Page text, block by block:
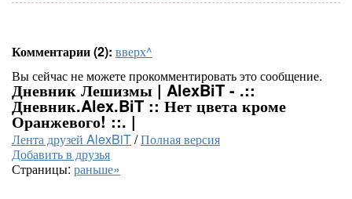
Комментарии (2): вверх^
Вы сейчас не можете прокомментировать это сообщение.
Дневник Лешизмы | AlexBiT - .::
Дневник.Alex.BiT :: Нет цвета кроме
Оранжевого! ::. |
Лента друзей AlexBiT/Полная версия
Добавить в друзья
Страницы: раньше»